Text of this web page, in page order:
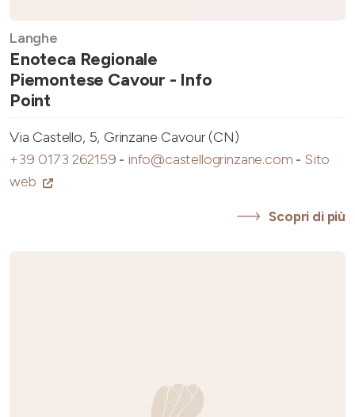
Langhe
Enoteca Regionale
Piemontese Cavour - Info
Point
Via Castello, 5, Grinzane Cavour (CN)
+39 0173 262159 - info@castellogrinzane.com - Sito
web
Scopri di più